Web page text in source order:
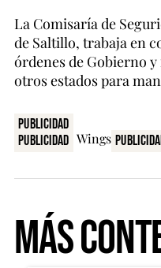
La Comisaría de
de Saltillo, trabaja en
órdenes de Gobierno
otros estados para
Publicidad
Publicidad
Más